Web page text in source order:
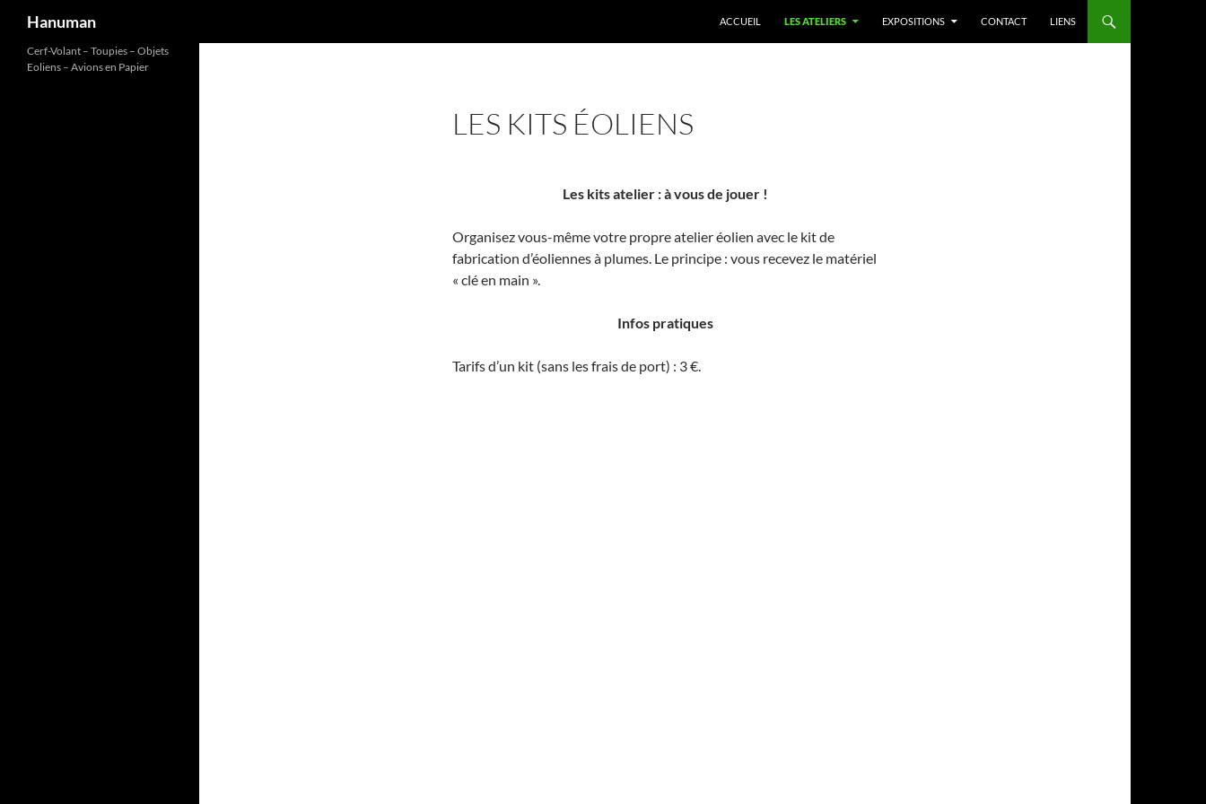
Aller
Hanuman ACCUEIL LES ATELIERS EXPOSITIONS CONTACT LIENS
LES KITS ÉOLIENS
Les kits atelier : à vous de jouer !
Organisez vous-même votre propre atelier éolien avec le kit de
fabrication d’éoliennes à plumes. Le principe : vous recevez le matériel
« clé en main ».
Infos pratiques
Tarifs d’un kit (sans les frais de port) : 3 €.
Cerf-Volant – Toupies – Objets
Eoliens – Avions en Papier